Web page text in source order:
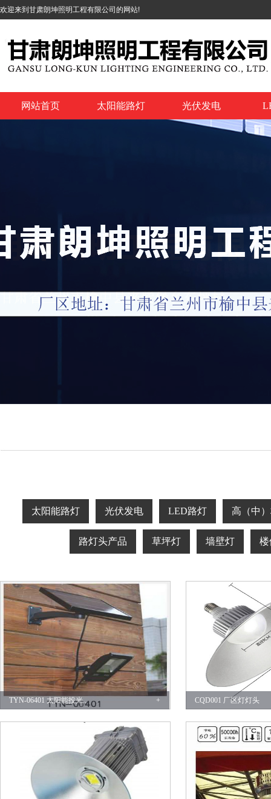
欢迎来到甘肃朗坤照明工程有限公司的网站!
网站首页 太阳能路灯 光伏发电
太阳能路灯 光伏发电 LED路灯 高（中
路灯头产品 草坪灯 墙壁灯 楼
+
TYN-06401 太阳能投光.. CQD001 厂区灯灯头